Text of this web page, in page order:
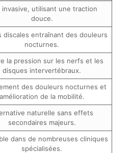
invasive, utilisant une traction
douce.
discales entraînant des douleurs
nocturnes.
la pression sur les nerfs et les
disques intervertébraux.
des douleurs nocturnes et
amélioration de la mobilité.
naturelle sans effets
secondaires majeurs.
dans de nombreuses cliniques
spécialisées.